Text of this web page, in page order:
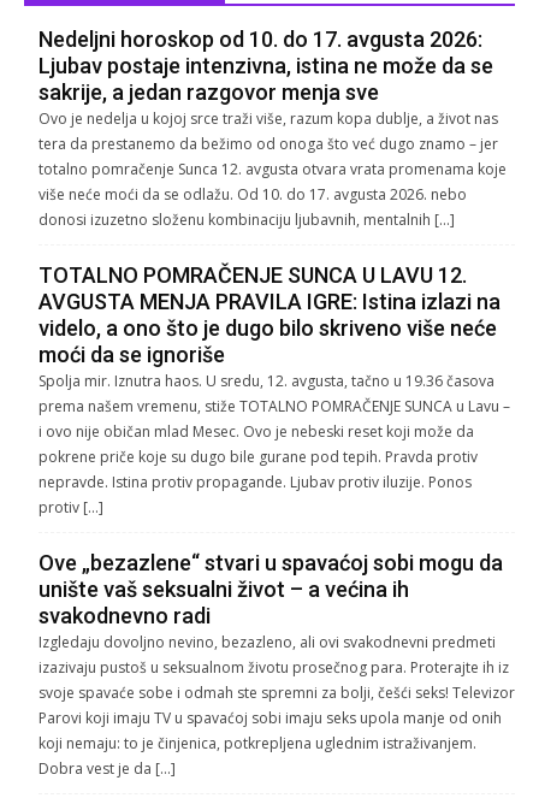
Nedeljni horoskop od 10. do 17. avgusta 2026:
Ljubav postaje intenzivna, istina ne može da se
sakrije, a jedan razgovor menja sve
Ovo je nedelja u kojoj srce traži više, razum kopa dublje, a život nas
tera da prestanemo da bežimo od onoga što već dugo znamo – jer
totalno pomračenje Sunca 12. avgusta otvara vrata promenama koje
više neće moći da se odlažu. Od 10. do 17. avgusta 2026. nebo
donosi izuzetno složenu kombinaciju ljubavnih, mentalnih […]
TOTALNO POMRAČENJE SUNCA U LAVU 12.
AVGUSTA MENJA PRAVILA IGRE: Istina izlazi na
videlo, a ono što je dugo bilo skriveno više neće
moći da se ignoriše
Spolja mir. Iznutra haos. U sredu, 12. avgusta, tačno u 19.36 časova
prema našem vremenu, stiže TOTALNO POMRAČENJE SUNCA u Lavu –
i ovo nije običan mlad Mesec. Ovo je nebeski reset koji može da
pokrene priče koje su dugo bile gurane pod tepih. Pravda protiv
nepravde. Istina protiv propagande. Ljubav protiv iluzije. Ponos
protiv […]
Ove „bezazlene“ stvari u spavaćoj sobi mogu da
unište vaš seksualni život – a većina ih
svakodnevno radi
Izgledaju dovoljno nevino, bezazleno, ali ovi svakodnevni predmeti
izazivaju pustoš u seksualnom životu prosečnog para. Proterajte ih iz
svoje spavaće sobe i odmah ste spremni za bolji, češći seks! Televizor
Parovi koji imaju TV u spavaćoj sobi imaju seks upola manje od onih
koji nemaju: to je činjenica, potkrepljena uglednim istraživanjem.
Dobra vest je da […]